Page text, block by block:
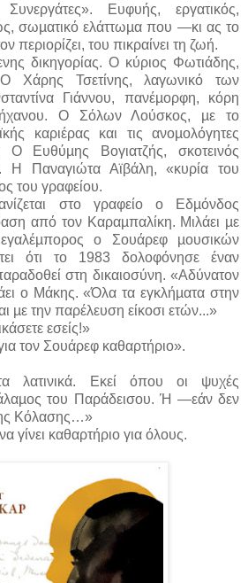
Ευφυής, εργατικός,
σωµατικό ελάττωµα που —κι ας το
περιορίζει, του πικραίνει τη ζωή.
δικηγορίας. Ο κύριος Φωτιάδης,
Ο Χάρης Τσετίνης, λαγωνικό των
Γιάννου, πανέµορφη, κόρη
Ο Σόλων Λούσκος, µε το
καριέρας και τις ανοµολόγητες
Ο Ευθύµης Βογιατζής, σκοτεινός
Η Παναγιώτα Αϊβάλη, «κυρία του
του γραφείου.
στο γραφείο ο Εδµόνδος
από τον Καραµπαλίκη. Μιλάει µε
ο Σουάρεφ µουσικών
ότι το 1983 δολοφόνησε έναν
στη δικαιοσύνη. «Αδύνατον
ο Μάκης. «Όλα τα εγκλήµατα στην
µε την παρέλευση είκοσι ετών...»
εσείς!»
τον Σουάρεφ καθαρτήριο».
λατινικά. Εκεί όπου οι ψυχές
του Παράδεισου. Ή —εάν δεν
Κόλασης…»
γίνει καθαρτήριο για όλους.